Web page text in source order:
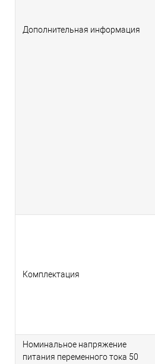
Дополнительная информация
Комплектация
Номинальное напряжение
питания переменного тока 50